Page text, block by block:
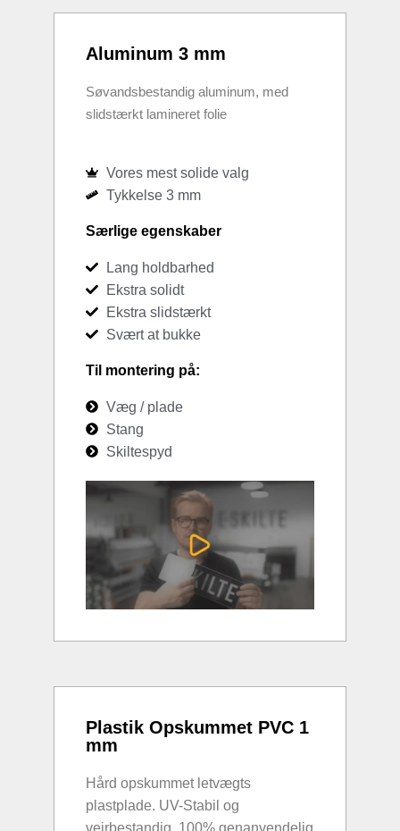
Aluminum 3 mm
Søvandsbestandig aluminum, med
slidstærkt lamineret folie
Vores mest solide valg
Tykkelse 3 mm
Særlige egenskaber
Lang holdbarhed
Ekstra solidt
Ekstra slidstærkt
Svært at bukke
Til montering på:
Væg / plade
Stang
Skiltespyd
Plastik Opskummet PVC 1
mm
Hård opskummet letvægts
plastplade. UV-Stabil og
vejrbestandig. 100% genanvendelig